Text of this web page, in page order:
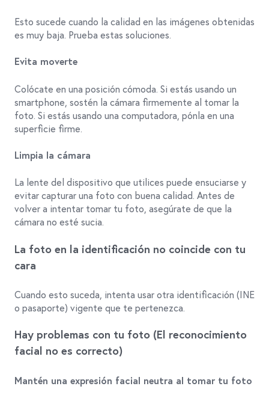
Esto sucede cuando la calidad en las imágenes obtenidas
es muy baja. Prueba estas soluciones.
Evita moverte
Colócate en una posición cómoda. Si estás usando un
smartphone, sostén la cámara firmemente al tomar la
foto. Si estás usando una computadora, pónla en una
superficie firme.
Limpia la cámara
La lente del dispositivo que utilices puede ensuciarse y
evitar capturar una foto con buena calidad. Antes de
volver a intentar tomar tu foto, asegúrate de que la
cámara no esté sucia.
La foto en la identificación no coincide con tu
cara
Cuando esto suceda, intenta usar otra identificación (INE
o pasaporte) vigente que te pertenezca.
Hay problemas con tu foto (El reconocimiento
facial no es correcto)
Mantén una expresión facial neutra al tomar tu foto